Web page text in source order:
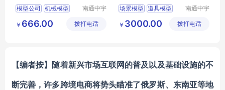
模型公司
机械模型
定做
南通中宇
有限公司
￥ 666.00 拨打电话
型制作公司
场景模型 道具模型
模型公司
南通中宇
有限公司
￥ 3000.00 拨打电话
【编者按】随着新兴市场互联网的普及以及基础设施的不
断完善，许多跨境电商将势头瞄准了俄罗斯、东南亚等地